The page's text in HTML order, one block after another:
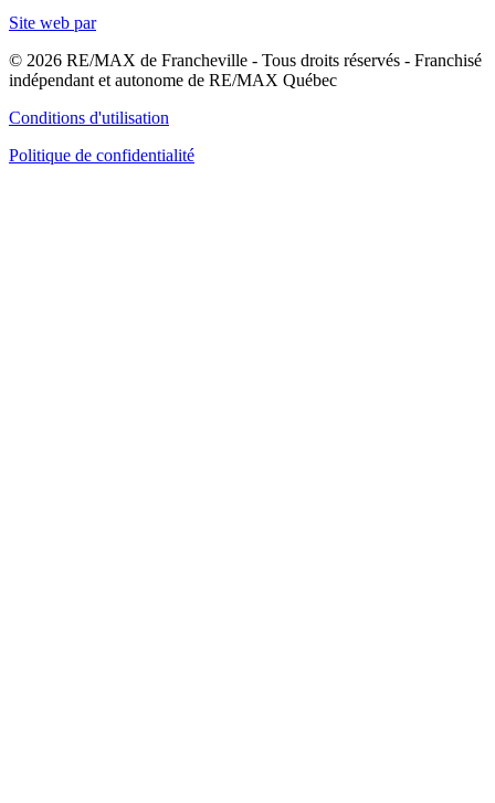
Site web par
© 2026 RE/MAX de Francheville - Tous droits réservés - Franchisé
indépendant et autonome de RE/MAX Québec
Conditions d'utilisation
Politique de confidentialité